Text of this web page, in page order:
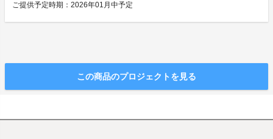
ご提供予定時期：2026年01月中予定
この商品のプロジェクトを見る